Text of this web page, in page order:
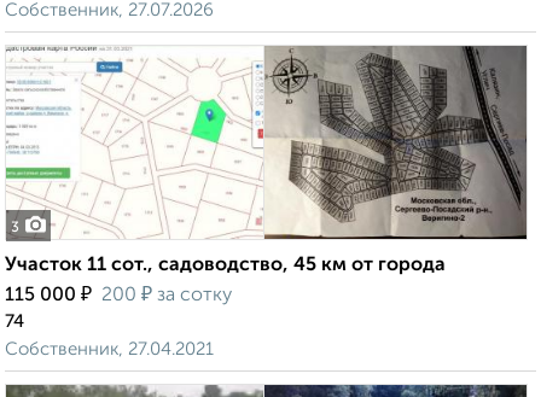
Собственник, 27.07.2026
3
Участок 11 сот., садоводство, 45 км от города
115 000 ₽ 200 ₽ за сотку
74
Собственник, 27.04.2021